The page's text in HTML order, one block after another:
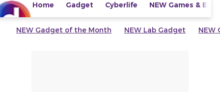
Home Gadget Cyberlife NEW Games &
NEW Gadget of the Month NEW Lab Gadget NEW